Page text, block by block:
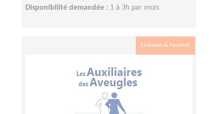
Disponibilité demandée : 1 à 3h par mois
Exclusion & Pauvreté